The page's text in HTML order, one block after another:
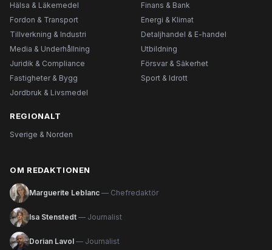
Hälsa & Läkemedel
Finans & Bank
Fordon & Transport
Energi & Klimat
Tillverkning & Industri
Detaljhandel & E-handel
Media & Underhållning
Utbildning
Juridik & Compliance
Försvar & Säkerhet
Fastigheter & Bygg
Sport & Idrott
Jordbruk & Livsmedel
REGIONALT
Sverige & Norden
OM REDAKTIONEN
Marguerite Leblanc — Chefredaktör
Isa Stenstedt — Journalist
Dorian Lavol — Journalist